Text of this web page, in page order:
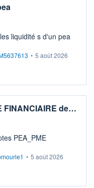
liquidité s d'un pea
• 5 août 2026
FINANCIAIRE de…
comptes PEA_PME
• 5 août 2026